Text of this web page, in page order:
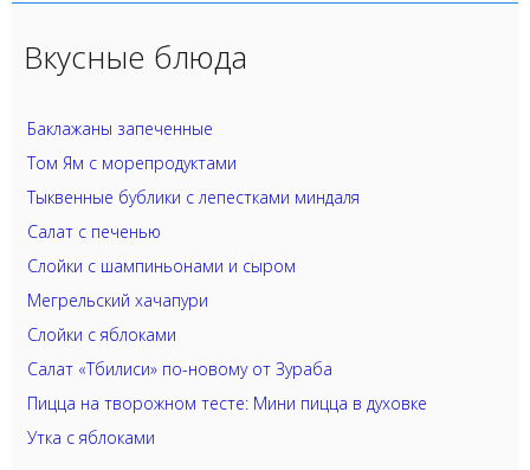
Вкусные блюда
Баклажаны запеченные
Том Ям с морепродуктами
Тыквенные бублики с лепестками миндаля
Салат с печенью
Слойки с шампиньонами и сыром
Мегрельский хачапури
Слойки с яблоками
Салат «Тбилиси» по-новому от Зураба
Пицца на творожном тесте: Мини пицца в духовке
Утка с яблоками